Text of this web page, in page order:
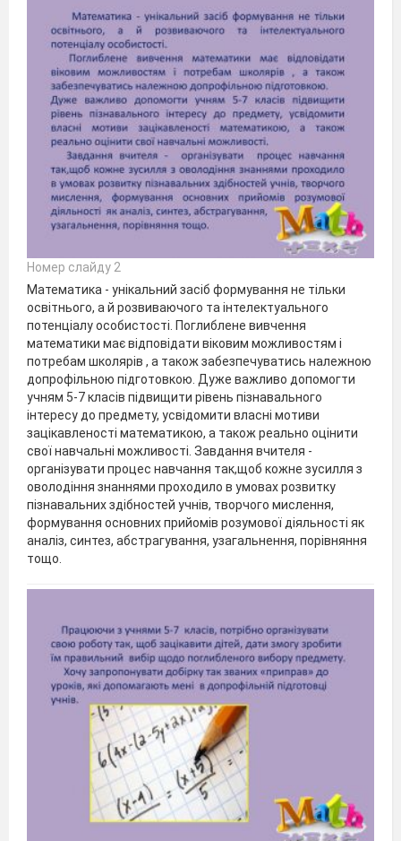
Номер слайду 2
Математика - унікальний засіб формування не тільки
освітнього, а й розвиваючого та інтелектуального
потенціалу особистості. Поглиблене вивчення
математики має відповідати віковим можливостям і
потребам школярів , а також забезпечуватись належною
допрофільною підготовкою. Дуже важливо допомогти
учням 5-7 класів підвищити рівень пізнавального
інтересу до предмету, усвідомити власні мотиви
зацікавленості математикою, а також реально оцінити
свої навчальні можливості. Завдання вчителя -
організувати процес навчання так,щоб кожне зусилля з
оволодіння знаннями проходило в умовах розвитку
пізнавальних здібностей учнів, творчого мислення,
формування основних прийомів розумової діяльності як
аналіз, синтез, абстрагування, узагальнення, порівняння
тощо.